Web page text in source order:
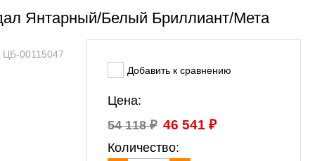
Янтарный/Белый Бриллиант/Мета
ЦБ-00115047
Добавить к сравнению
Цена:
54 118₽ 46 541 ₽
Количество: